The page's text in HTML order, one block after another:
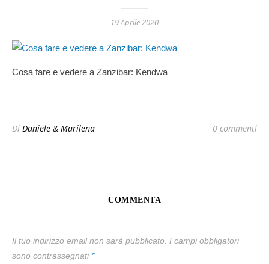
19 Aprile 2020
Cosa fare e vedere a Zanzibar: Kendwa
Di Daniele & Marilena 0 commenti
COMMENTA
Il tuo indirizzo email non sarà pubblicato. I campi obbligatori
sono contrassegnati *